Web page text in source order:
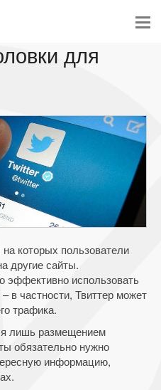
для
которых пользователи
другие сайты.
эффективно использовать
в частности, Твиттер может
трафика.
лишь размещением
обязательно нужно
информацию,